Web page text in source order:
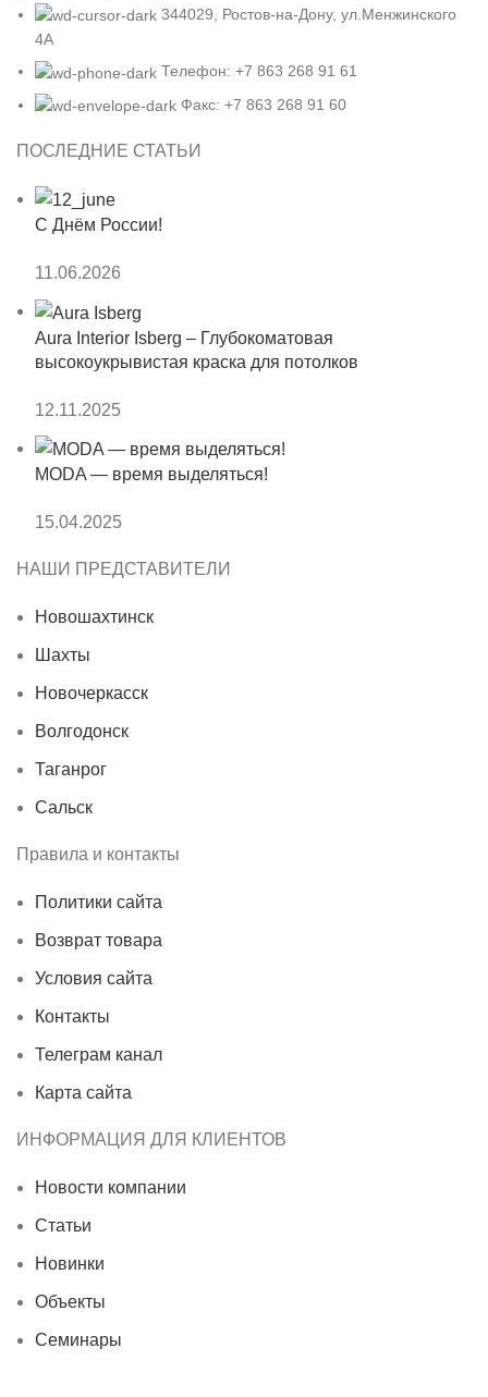
344029, Ростов-на-Дону, ул.Менжинского
4А
Телефон: +7 863 268 91 61
Факс: +7 863 268 91 60
ПОСЛЕДНИЕ СТАТЬИ
С Днём России!
11.06.2026
Aura Interior Isberg – Глубокоматовая
высокоукрывистая краска для потолков
12.11.2025
MODA — время выделяться!
15.04.2025
НАШИ ПРЕДСТАВИТЕЛИ
Новошахтинск
Шахты
Новочеркасск
Волгодонск
Таганрог
Сальск
Правила и контакты
Политики сайта
Возврат товара
Условия сайта
Контакты
Телеграм канал
Карта сайта
ИНФОРМАЦИЯ ДЛЯ КЛИЕНТОВ
Новости компании
Статьи
Новинки
Объекты
Семинары